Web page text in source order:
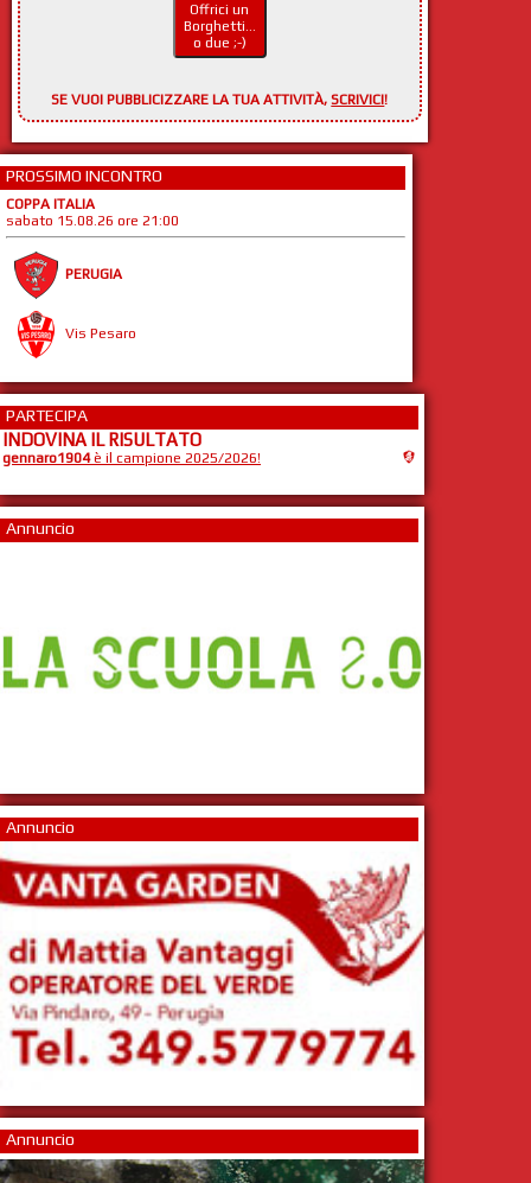
Offrici un
Borghetti...
o due ;-)
SE VUOI PUBBLICIZZARE LA TUA ATTIVITÀ,SCRIVICI!
PROSSIMO INCONTRO
COPPA ITALIA
sabato 15.08.26 ore 21:00
PERUGIA
Vis Pesaro
PARTECIPA
INDOVINA IL RISULTATO
gennaro1904è il campione 2025/2026!
Annuncio
Annuncio
Annuncio